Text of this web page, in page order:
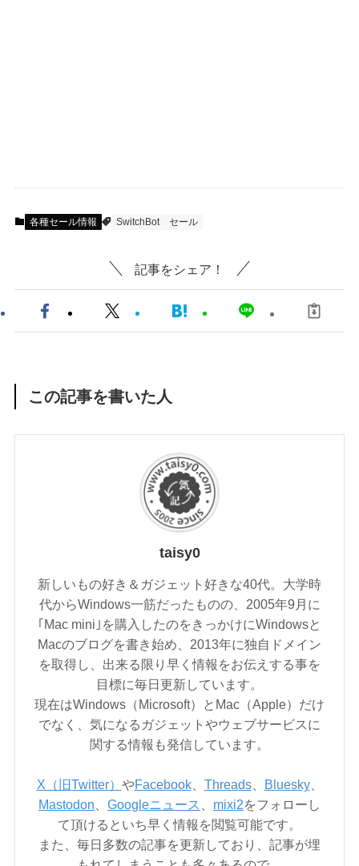
各種セール情報 SwitchBot セール
記事をシェア！
この記事を書いた人
taisy0
新しいもの好き＆ガジェット好きな40代。大学時
代からWindows一筋だったものの、2005年9月に
｢Mac mini｣を購入したのをきっかけにWindowsと
Macのブログを書き始め、2013年に独自ドメイン
を取得し、出来る限り早く情報をお伝えする事を
目標に毎日更新しています。
現在はWindows（Microsoft）とMac（Apple）だけ
でなく、気になるガジェットやウェブサービスに
関する情報も発信しています。
X（旧Twitter） やFacebook、 Threads、 Bluesky、
Mastodon
Googleニュース mixi2をフォローし
て頂けるといち早く情報を閲覧可能です。
また、毎日多数の記事を更新しており、記事が埋